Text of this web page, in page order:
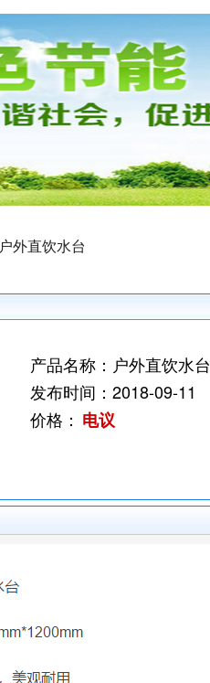
户外直饮水台
产品名称： 户外直饮水台
发布时间： 2018-09-11
价格： 电议